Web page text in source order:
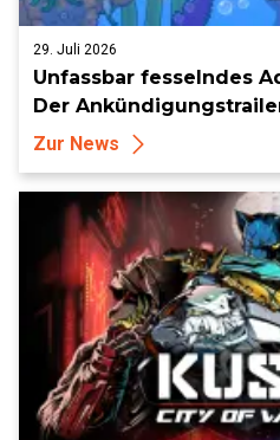
29. Juli 2026
Unfassbar fesselndes
Der
Zur News